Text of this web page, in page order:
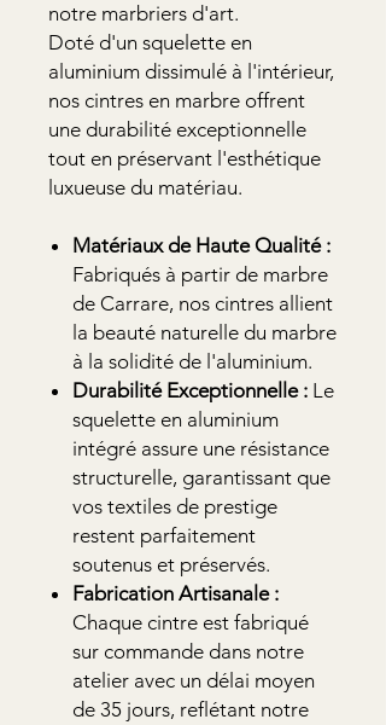
notre marbriers d'art.
Doté d'un squelette en
aluminium dissimulé à l'intérieur,
nos cintres en marbre offrent
une durabilité exceptionnelle
tout en préservant l'esthétique
luxueuse du matériau.
Matériaux de Haute Qualité :
Fabriqués à partir de marbre
de Carrare, nos cintres allient
la beauté naturelle du marbre
à la solidité de l'aluminium.
Durabilité Exceptionnelle : Le
squelette en aluminium
intégré assure une résistance
structurelle, garantissant que
vos textiles de prestige
restent parfaitement
soutenus et préservés.
Fabrication Artisanale :
Chaque cintre est fabriqué
sur commande dans notre
atelier avec un délai moyen
de 35 jours, reflétant notre